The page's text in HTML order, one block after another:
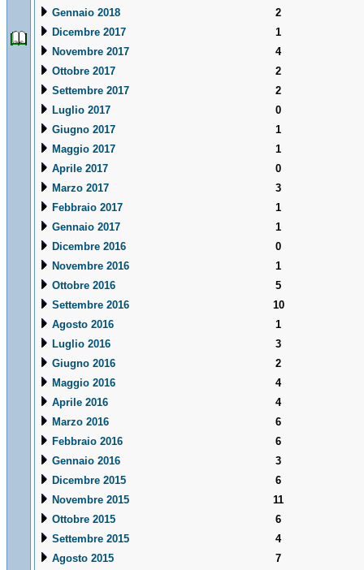
Gennaio 2018
2
Dicembre 2017
1
Novembre 2017
4
Ottobre 2017
2
Settembre 2017
2
Luglio 2017
0
Giugno 2017
1
Maggio 2017
1
Aprile 2017
0
Marzo 2017
3
Febbraio 2017
1
Gennaio 2017
1
Dicembre 2016
0
Novembre 2016
1
Ottobre 2016
5
Settembre 2016
10
Agosto 2016
1
Luglio 2016
3
Giugno 2016
2
Maggio 2016
4
Aprile 2016
4
Marzo 2016
6
Febbraio 2016
6
Gennaio 2016
3
Dicembre 2015
6
Novembre 2015
11
Ottobre 2015
6
Settembre 2015
4
Agosto 2015
7